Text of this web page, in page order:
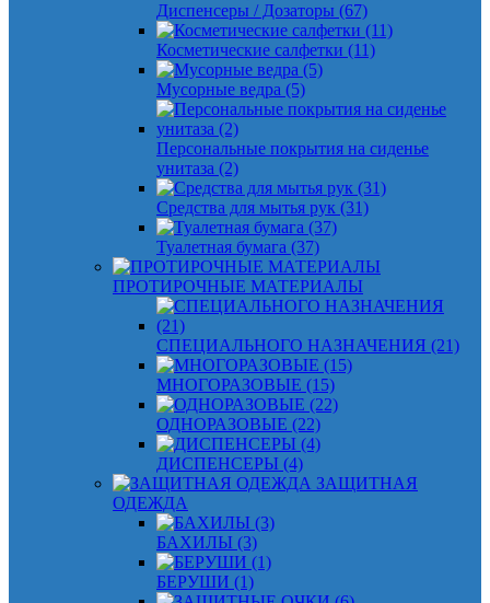
Диспенсеры / Дозаторы (67)
Косметические салфетки (11)
Мусорные ведра (5)
Персональные покрытия на сиденье
унитаза (2)
Средства для мытья рук (31)
Туалетная бумага (37)
ПРОТИРОЧНЫЕ МАТЕРИАЛЫ
СПЕЦИАЛЬНОГО НАЗНАЧЕНИЯ (21)
МНОГОРАЗОВЫЕ (15)
ОДНОРАЗОВЫЕ (22)
ДИСПЕНСЕРЫ (4)
ЗАЩИТНАЯ
ОДЕЖДА
БАХИЛЫ (3)
БЕРУШИ (1)